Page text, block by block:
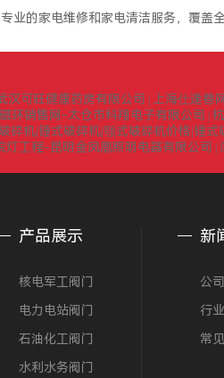
业的家电维修和家电清洁服务，覆盖
汉可旺健康药房有限公司 上海仕逢巷
环销售网-太仓市科翔电子有限公司
碎机|锤式破碎机|颚式破碎机价格|锤
灯工程-昆明金凤凰照明电器有限公司
产品展示
核电军工阀门
电力电站阀门
石油化工阀门
水利水务阀门
新
公
行
常